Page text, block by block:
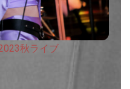
秋ライブ